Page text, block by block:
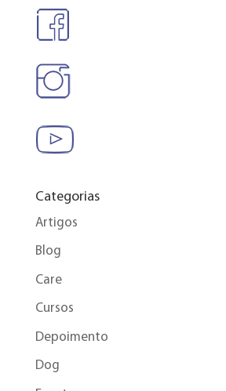
Categorias
Artigos
Blog
Care
Cursos
Depoimento
Dog